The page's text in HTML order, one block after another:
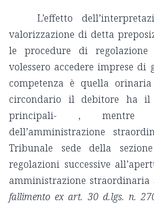
L’effetto
valorizzazione di detta
le procedure di
volessero accedere imprese
competenza è quella
circondario il debitore ha il
principali- , mentre
dell’amministrazione
Tribunale sede della
regolazioni successive
amministrazione straordinaria
fallimento ex art. 30 d.lgs. n.